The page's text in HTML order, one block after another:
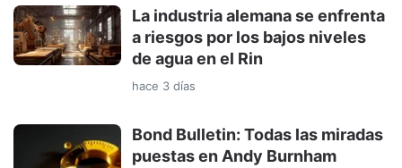
La industria alemana se enfrenta
a riesgos por los bajos niveles
de agua en el Rin
hace 3 días
Bond Bulletin: Todas las miradas
puestas en Andy Burnham